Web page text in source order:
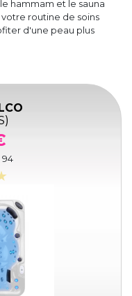
hammam et le sauna
routine de soins
d'une peau plus
94